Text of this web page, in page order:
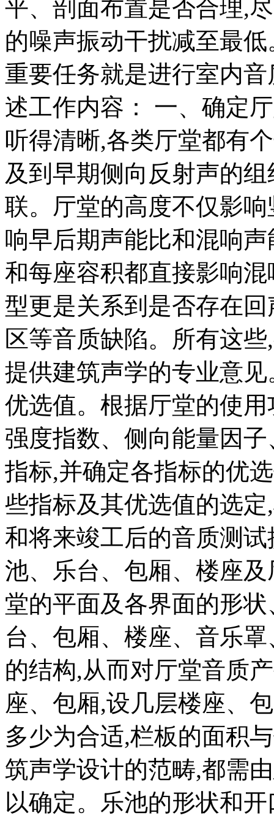
平、剖面布置是否合理,
的噪声振动干扰减至最
重要任务就是进行室内
述工作内容： 一、确定
听得清晰,各类厅堂都有
及到早期侧向反射声的
联。厅堂的高度不仅影
响早后期声能比和混响
和每座容积都直接影响
型更是关系到是否存在
区等音质缺陷。所有这
提供建筑声学的专业意
优选值。根据厅堂的使
强度指数、侧向能量因
指标,并确定各指标的优
些指标及其优选值的选
和将来竣工后的音质测
池、乐台、包厢、楼座
堂的平面及各界面的形
台、包厢、楼座、音乐
的结构,从而对厅堂音质
座、包厢,设几层楼座、
多少为合适,栏板的面积
筑声学设计的范畴,都需
以确定。乐池的形状和